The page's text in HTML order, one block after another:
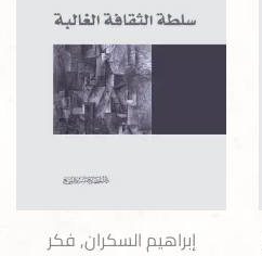
إبراهيم السكران,فكر